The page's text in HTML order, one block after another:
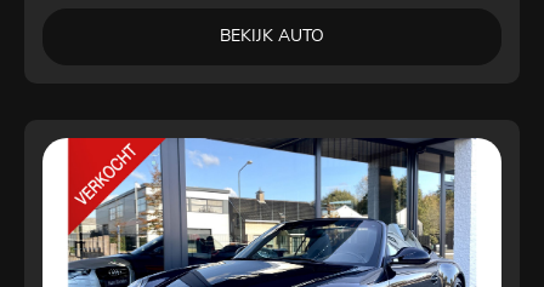
BEKIJK AUTO